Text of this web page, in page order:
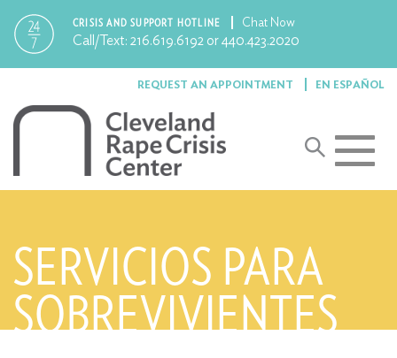
CRISIS AND SUPPORT HOTLINE Chat Now
Call/Text: 216.619.6192 or440.423.2020
REQUEST AN APPOINTMENT EN ESPAÑOL
Toggle
SERVICIOS PARA
SOBREVIVIENTES